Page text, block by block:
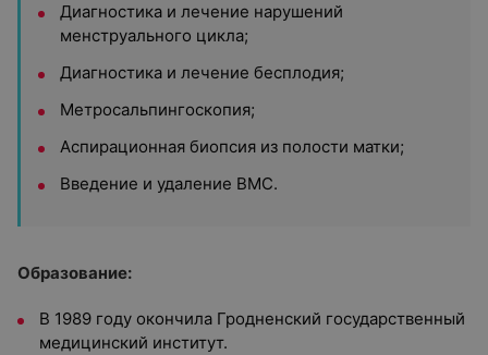
Диагностика и лечение нарушений
менструального цикла;
Диагностика и лечение бесплодия;
Метросальпингоскопия;
Аспирационная биопсия из полости матки;
Введение и удаление ВМС.
Образование:
В 1989 году окончила Гродненский государственный
медицинский институт.